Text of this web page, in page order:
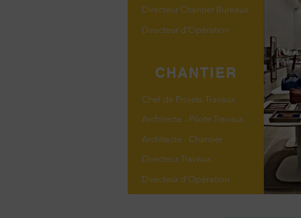
Directeur Chantier Bureaux
Directeur d'Opération
CHANTIER
Chef de Projets Travaux
Architecte - Pilote Travaux
Architecte - Chantier
Directeur Travaux
Directeur d'Opération